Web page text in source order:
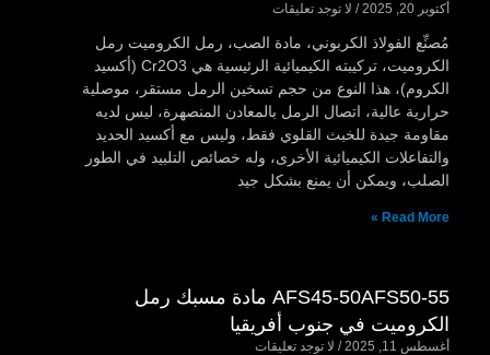
أكتوبر 20, 2025 لا توجد تعليقات
مُصنِّع الفولاذ الكربوني، مادة الصب، رمل الكروميت رمل
الكروميت، تركيبته الكيميائية الرئيسية هي Cr2O3 (أكسيد
الكروم)، هذا النوع من حجم تسخين الرمل مستقر، موصلية
حرارية عالية، اتصال الرمل بالمعادن المنصهرة، ليس لديه
مقاومة جيدة للخبث القلوي فقط، وليس مع أكسيد الحديد
والتفاعلات الكيميائية الأخرى، وله خصائص التلبيد في الطور
الصلب، ويمكن أن يمنع بشكل جيد
Read More »
AFS45-50AFS50-55 مادة مسبك رمل
الكروميت في جنوب أفريقيا
أغسطس 11, 2025 لا توجد تعليقات